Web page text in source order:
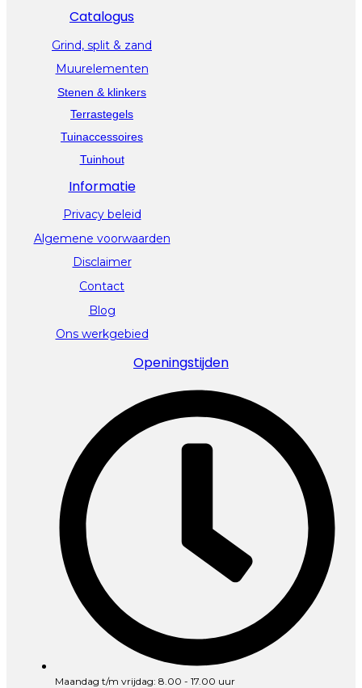
Catalogus
Grind, split & zand
Muurelementen
Stenen & klinkers
Terrastegels
Tuinaccessoires
Tuinhout
Informatie
Privacy beleid
Algemene voorwaarden
Disclaimer
Contact
Blog
Ons werkgebied
Openingstijden
Maandag t/m vrijdag: 8.00 - 17.00 uur